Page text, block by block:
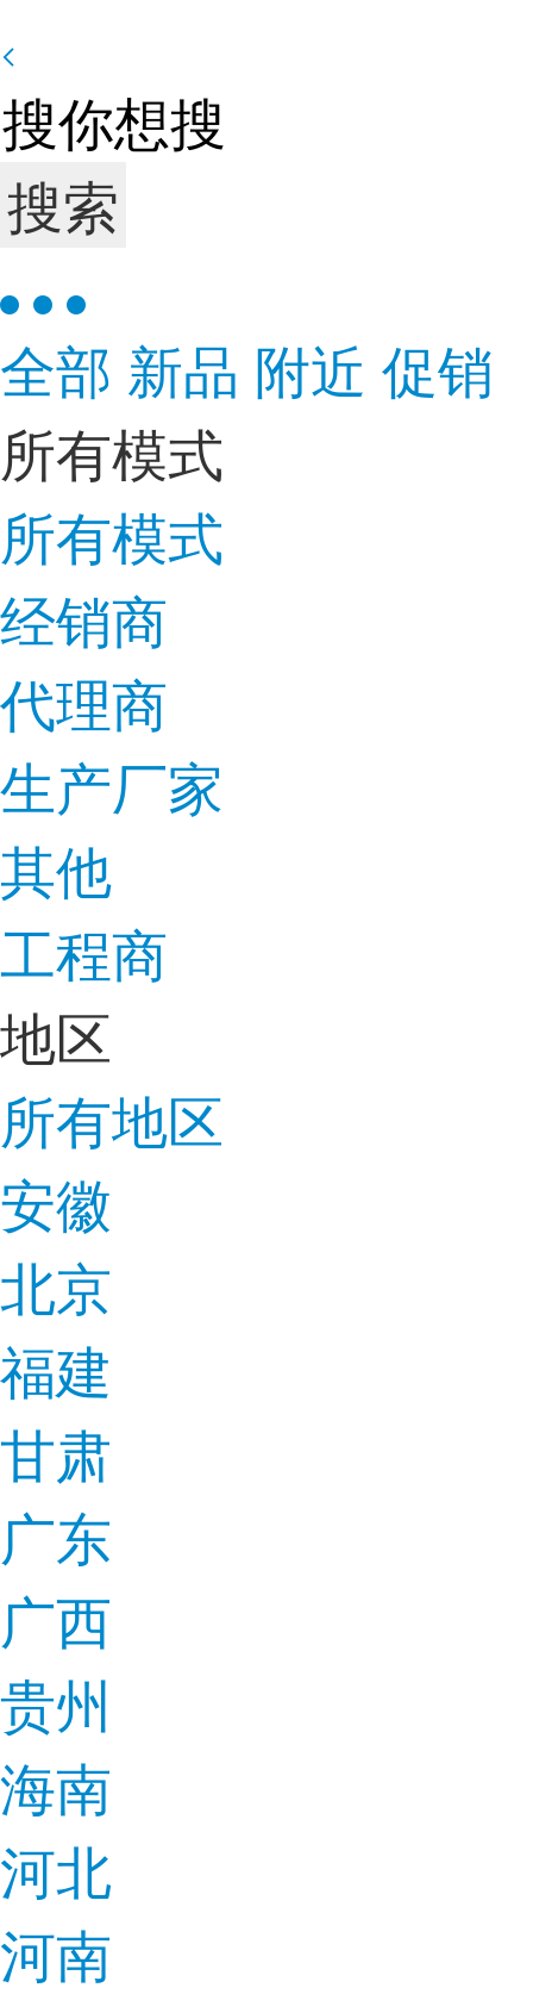
搜索
全部 新品 附近 促销
所有模式
所有模式
经销商
代理商
生产厂家
其他
工程商
地区
所有地区
安徽
北京
福建
甘肃
广东
广西
贵州
海南
河北
河南